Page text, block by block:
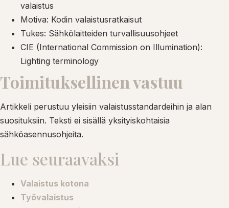
valaistus
Motiva: Kodin valaistusratkaisut
Tukes: Sähkölaitteiden turvallisuusohjeet
CIE (International Commission on Illumination):
Lighting terminology
Toimituksellinen vastuu
Artikkeli perustuu yleisiin valaistusstandardeihin ja alan
suosituksiin. Teksti ei sisällä yksityiskohtaisia
sähköasennusohjeita.
Lue seuraavaksi
Valaistus kotona
Työvalaistus